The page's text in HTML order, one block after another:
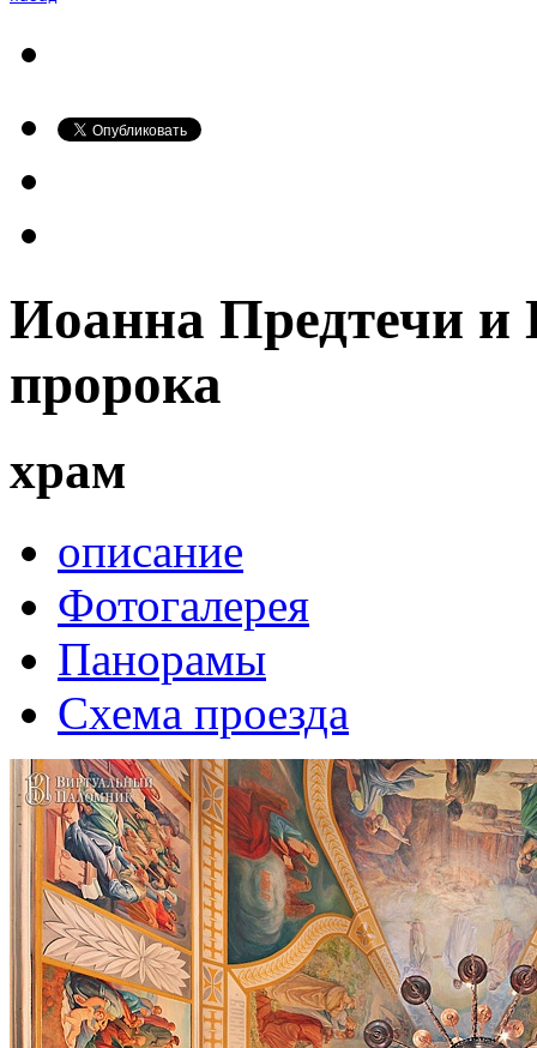
Иоанна Предтечи и
пророка
храм
описание
Фотогалерея
Панорамы
Схема проезда